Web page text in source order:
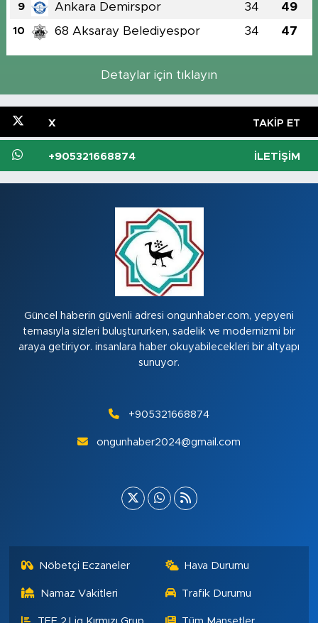
9 Ankara Demirspor 34 49
10 68 Aksaray Belediyespor 34 47
Detaylar için tıklayın
X TAKIP ET
+905321668874 İLETIŞIM
Güncel haberin güvenli adresi ongunhaber.com, yepyeni
temasıyla sizleri buluştururken, sadelik ve modernizmi bir
araya getiriyor. insanlara haber okuyabilecekleri bir altyapı
sunuyor.
+905321668874
ongunhaber2024@gmail.com
Nöbetçi Eczaneler Hava Durumu
Namaz Vakitleri Trafik Durumu